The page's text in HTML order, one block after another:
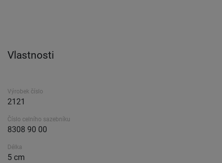
Vlastnosti
Výrobek číslo
2121
Číslo celního sazebníku
8308 90 00
Délka
5 cm